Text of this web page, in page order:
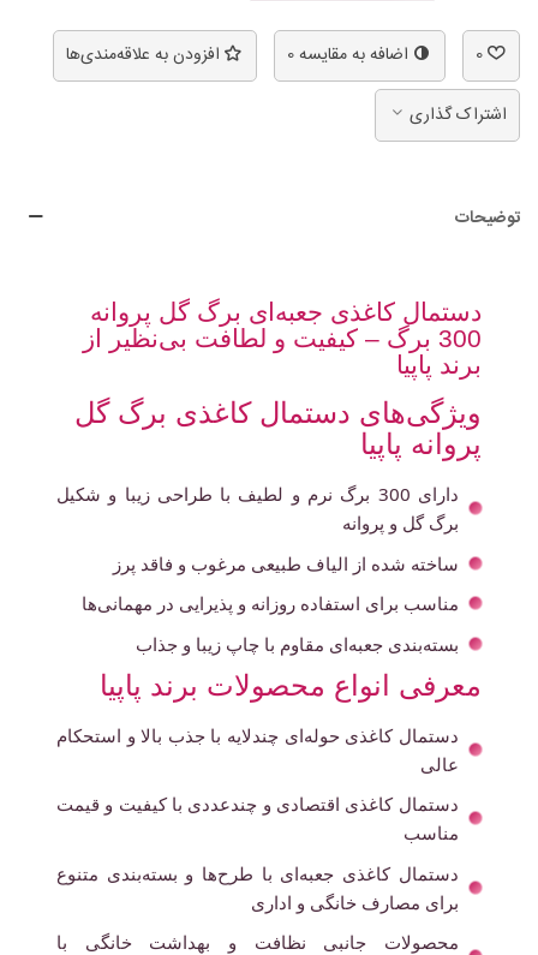
0 اضافه به مقایسه0 افزودن به علاقه‌مندی‌ها
اشتراک گذاری
توضیحات
دستمال کاغذی جعبه‌ای برگ گل پروانه
300 برگ – کیفیت و لطافت بی‌نظیر از
برند پاپیا
ویژگی‌های دستمال کاغذی برگ گل
پروانه پاپیا
دارای 300 برگ نرم و لطیف با طراحی زیبا و شکیل
برگ گل و پروانه
ساخته شده از الیاف طبیعی مرغوب و فاقد پرز
مناسب برای استفاده روزانه و پذیرایی در مهمانی‌ها
بسته‌بندی جعبه‌ای مقاوم با چاپ زیبا و جذاب
معرفی انواع محصولات برند پاپیا
دستمال کاغذی حوله‌ای چندلایه با جذب بالا و استحکام
عالی
دستمال کاغذی اقتصادی و چندعددی با کیفیت و قیمت
مناسب
دستمال کاغذی جعبه‌ای با طرح‌ها و بسته‌بندی متنوع
برای مصارف خانگی و اداری
محصولات جانبی نظافت و بهداشت خانگی با